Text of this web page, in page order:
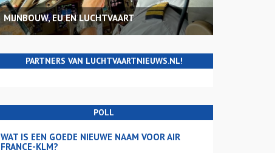
MIJNBOUW, EU EN LUCHTVAART
PARTNERS VAN LUCHTVAARTNIEUWS.NL!
POLL
WAT IS EEN GOEDE NIEUWE NAAM VOOR AIR
FRANCE-KLM?